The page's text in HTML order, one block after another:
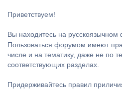
Приветствуем!
Вы находитесь на
Пользоваться форумом имеют
числе и на тематику, даже не по
соответствующих разделах.
Придерживайтесь правил